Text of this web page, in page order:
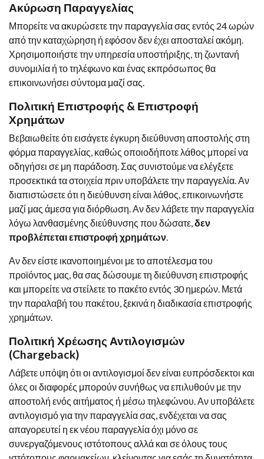
Ακύρωση Παραγγελίας
Μπορείτε να ακυρώσετε την παραγγελία σας εντός 24 ωρών
από την καταχώρηση ή εφόσον δεν έχει αποσταλεί ακόμη.
Χρησιμοποιήστε την υπηρεσία υποστήριξης, τη ζωντανή
συνομιλία ή το τηλέφωνο και ένας εκπρόσωπος θα
επικοινωνήσει σύντομα μαζί σας.
Πολιτική Επιστροφής & Επιστροφή
Χρημάτων
Βεβαιωθείτε ότι εισάγετε έγκυρη διεύθυνση αποστολής στη
φόρμα παραγγελίας, καθώς οποιοδήποτε λάθος μπορεί να
οδηγήσει σε μη παράδοση. Σας συνιστούμε να ελέγξετε
προσεκτικά τα στοιχεία πριν υποβάλετε την παραγγελία. Αν
διαπιστώσετε ότι η διεύθυνση είναι λάθος, επικοινωνήστε
μαζί μας άμεσα για διόρθωση. Αν δεν λάβετε την παραγγελία
λόγω λανθασμένης διεύθυνσης που δώσατε,δεν
προβλέπεται επιστροφή χρημάτων.
Αν δεν είστε ικανοποιημένοι με το αποτέλεσμα του
προϊόντος μας, θα σας δώσουμε τη διεύθυνση επιστροφής
και μπορείτε να στείλετε το πακέτο εντός 30 ημερών. Μετά
την παραλαβή του πακέτου, ξεκινά η διαδικασία επιστροφής
χρημάτων.
Πολιτική Χρέωσης Αντιλογισμών
(Chargeback)
Λάβετε υπόψη ότι οι αντιλογισμοί δεν είναι ευπρόσδεκτοι και
όλες οι διαφορές μπορούν συνήθως να επιλυθούν με την
αποστολή ενός αιτήματος ή μέσω τηλεφώνου. Αν υποβάλετε
αντιλογισμό για την παραγγελία σας, ενδέχεται να σας
απαγορευτεί η εκ νέου παραγγελία όχι μόνο σε
συνεργαζόμενους ιστότοπους αλλά και σε όλους τους